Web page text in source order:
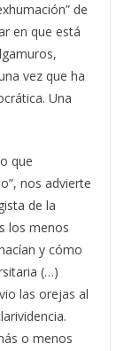
de
en que está
vez que ha
Una
que
nos advierte
de la
los menos
y cómo
(…)
vio las orejas al
o menos